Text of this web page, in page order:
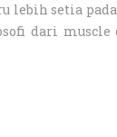
setia pada
dari